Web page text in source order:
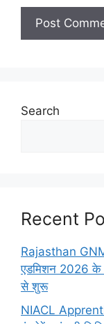
Search
Recent
Rajasthan
एडमिशन 2026 के
से शुरू
NIACL